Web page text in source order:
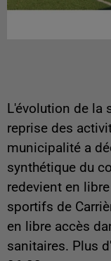
L'évolution de la
reprise des
municipalité a
synthétique du
redevient en
sportifs de
en libre accès
sanitaires. Plus